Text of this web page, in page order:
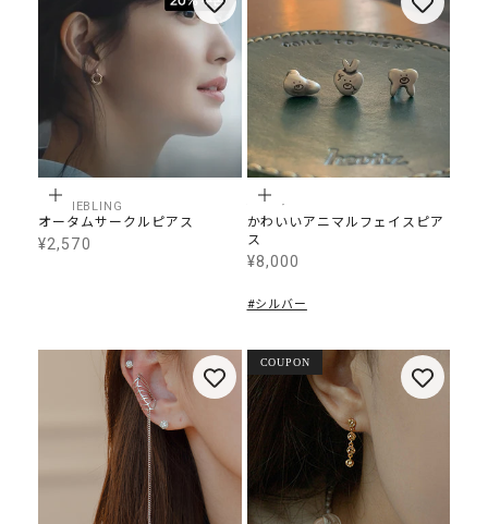
カートに追加
GETMEBLING
オータムサークルピアス
SALE価格
¥2,570
カートに追加
tomar
かわいいアニマルフェイスピア
ス
SALE価格
¥8,000
#シルバー
COUPON